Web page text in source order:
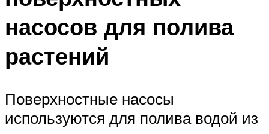
насосов для полива
растений
Поверхностные насосы
используются для полива водой из